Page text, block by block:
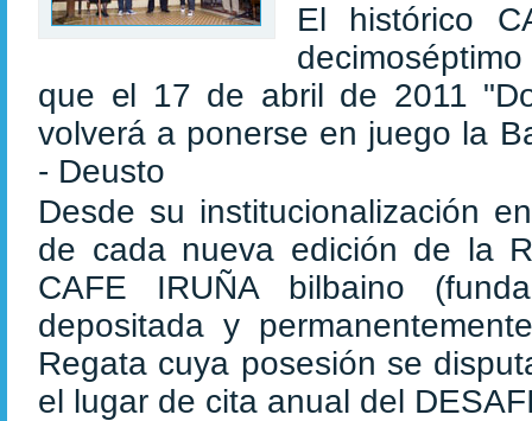
El histórico
que el 17 de abril de 2011
volverá a ponerse en juego la
- Deusto
Desde su institucionalización
de cada nueva edición de la
CAFE IRUÑA bilbaino
depositada y
Regata cuya posesión se
el lugar de cita anual del